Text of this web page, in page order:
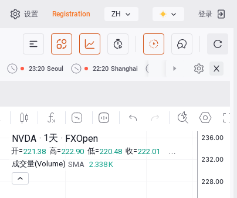
设置 Registration ZH 登录
23:20 Seoul 22:20 Shanghai 22:20 Hong Kong